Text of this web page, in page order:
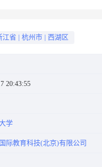
江省 杭州市 西湖区
20:43:55
学
际教育科技(北京)有限公司